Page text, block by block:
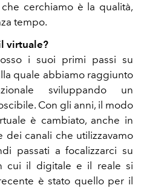
cerchiamo è la qualità,
tempo.
virtuale?
i suoi primi passi su
quale abbiamo raggiunto
sviluppando un
Con gli anni, il modo
è cambiato, anche in
dei canali che utilizzavamo
passati a focalizzarci su
cui il digitale e il reale si
è stato quello per il